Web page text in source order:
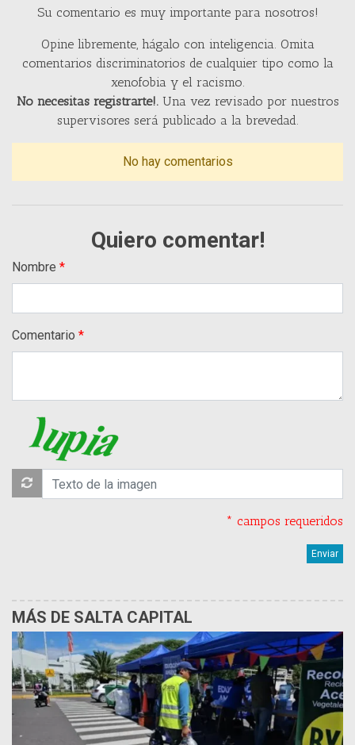
Su comentario es muy importante para nosotros!
Opine libremente, hágalo con inteligencia. Omita
comentarios discriminatorios de cualquier tipo como la
xenofobia y el racismo.
No necesitas registrarte!.Una vez revisado por nuestros
supervisores será publicado a la brevedad.
No hay comentarios
Quiero comentar!
Nombre
Comentario
* campos requeridos
MÁS DE SALTA CAPITAL